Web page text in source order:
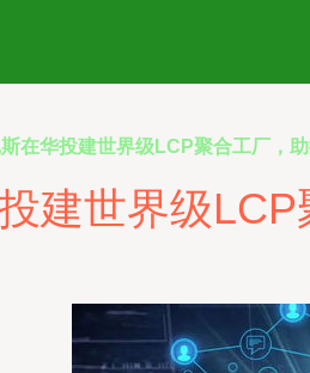
在华投建世界级LCP聚合工厂，
建世界级